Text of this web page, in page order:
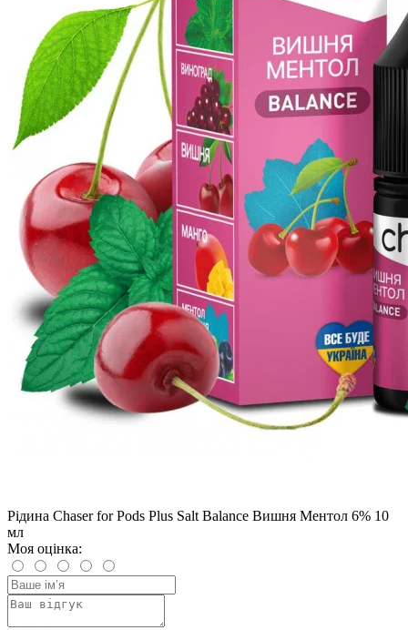
Рідина Chaser for Pods Plus Salt Balance Вишня Ментол 6% 10
мл
Моя оцінка: